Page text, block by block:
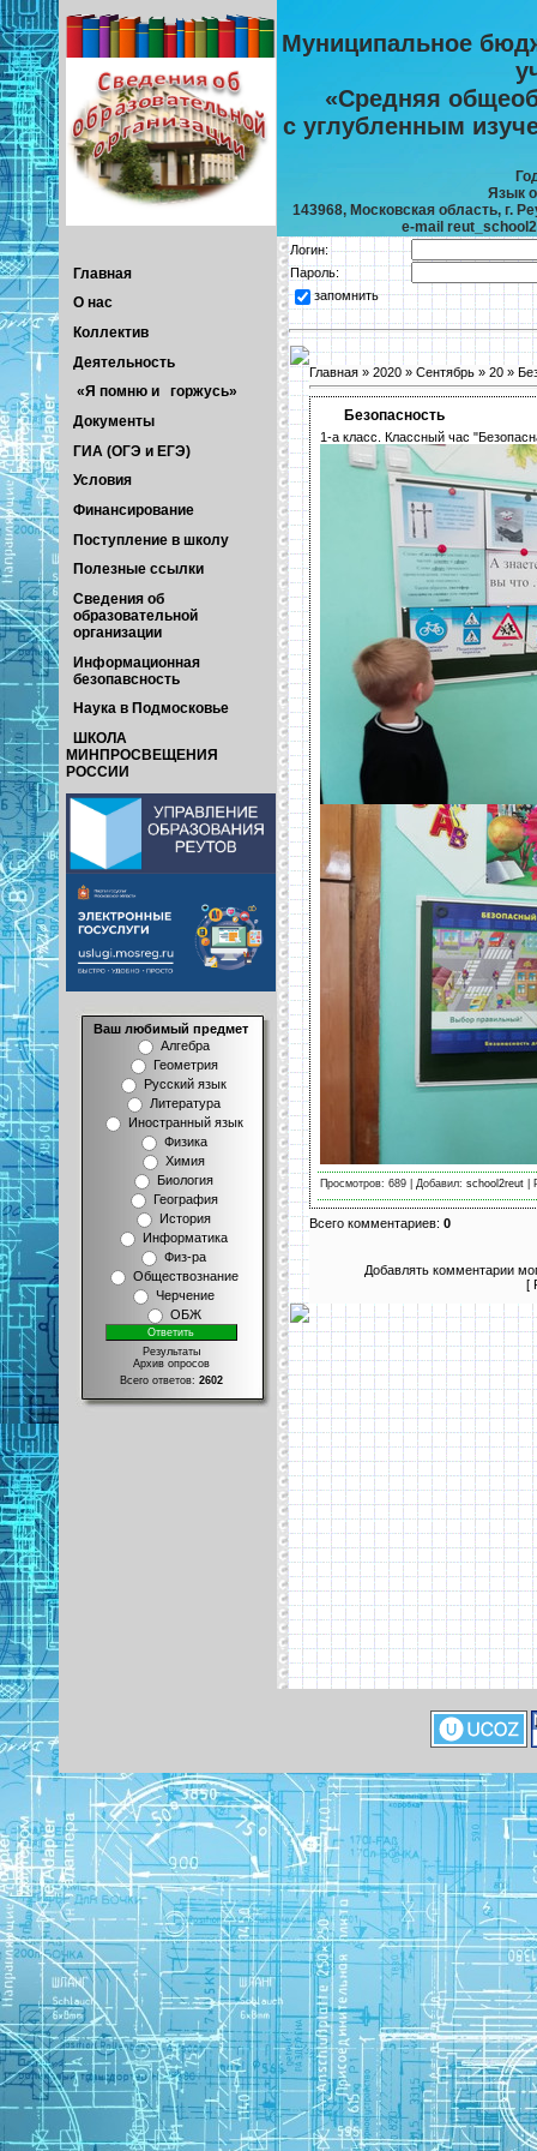
Муниципальное
«Средняя
с углубленным
Язык
143968, Московская область, г.
e-mail
Главная
О нас
Коллектив
Деятельность
«Я помню и горжусь»
Документы
ГИА (ОГЭ и ЕГЭ)
Условия
Финансирование
Поступление в школу
Полезные ссылки
Сведения об
образовательной
организации
Информационная
безопавсность
Наука в Подмосковье
ШКОЛА
МИНПРОСВЕЩЕНИЯ
РОССИИ
Ваш любимый предмет
Алгебра
Геометрия
Русский язык
Литература
Иностранный язык
Физика
Химия
Биология
География
История
Информатика
Физ-ра
Обществознание
Черчение
ОБЖ
Результаты
Архив опросов
Всего ответов: 2602
Логин:
Пароль:
запомнить
Главная » 2020 » Сентябрь » 20 »
Безопасность
1-а класс. Классный час
Просмотров: 689 | Добавил: school2reut |
Всего комментариев: 0
Добавлять комментарии
[